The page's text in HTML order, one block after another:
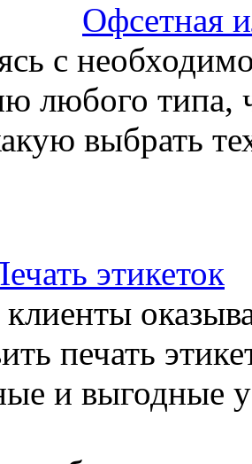
Офсетная
с
любого типа,
выбрать
этикеток
печать
и выгодные